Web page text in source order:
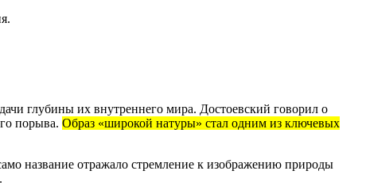
глубины их внутреннего мира. Достоевский говорил о
порыва. Образ «широкой натуры» стал одним из ключевых
название отражало стремление к изображению природы